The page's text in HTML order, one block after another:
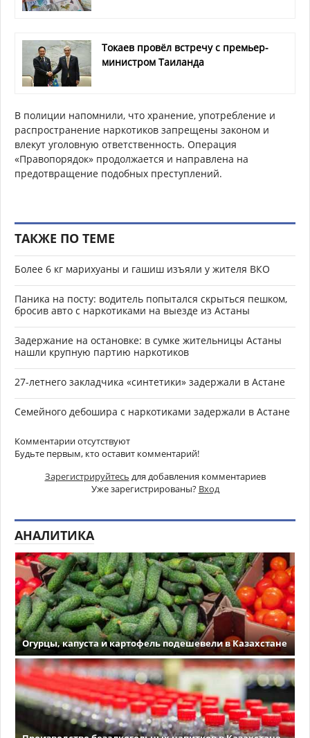
Токаев провёл встречу с премьер-
министром Таиланда
В полиции напомнили, что хранение, употребление и
распространение наркотиков запрещены законом и
влекут уголовную ответственность. Операция
«Правопорядок» продолжается и направлена на
предотвращение подобных преступлений.
ТАКЖЕ ПО ТЕМЕ
Более 6 кг марихуаны и гашиш изъяли у жителя ВКО
Паника на посту: водитель попытался скрыться пешком,
бросив авто с наркотиками на выезде из Астаны
Задержание на остановке: в сумке жительницы Астаны
нашли крупную партию наркотиков
27-летнего закладчика «синтетики» задержали в Астане
Семейного дебошира с наркотиками задержали в Астане
Комментарии отсутствуют
Будьте первым, кто оставит комментарий!
Зарегистрируйтесь для добавления комментариев
Уже зарегистрированы? Вход
АНАЛИТИКА
Огурцы, капуста и картофель подешевели в Казахстане